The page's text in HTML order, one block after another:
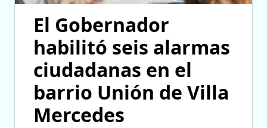
El Gobernador
habilitó seis alarmas
ciudadanas en el
barrio Unión de Villa
Mercedes